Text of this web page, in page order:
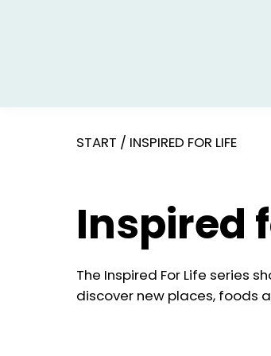
START / INSPIRED FOR LIFE
Inspired
The Inspired For Life series
discover new places, foods